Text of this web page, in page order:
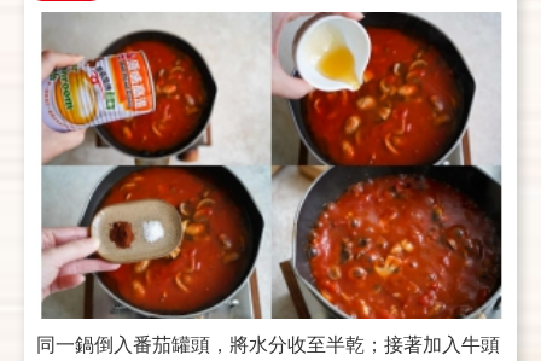
同一鍋倒入番茄罐頭，將水分收至半乾；接著加入牛頭